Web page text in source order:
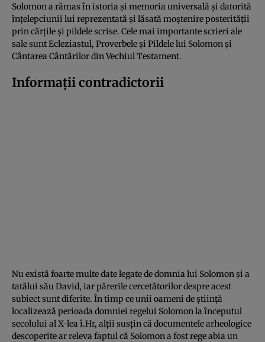
Solomon a rămas în istoria și memoria universală și datorită
înțelepciunii lui reprezentată și lăsată moștenire posterității
prin cărțile și pildele scrise. Cele mai importante scrieri ale
sale sunt Ecleziastul, Proverbele și Pildele lui Solomon și
Cântarea Cântărilor din Vechiul Testament.
Informații contradictorii
Nu există foarte multe date legate de domnia lui Solomon și a
tatălui său David, iar părerile cercetătorilor despre acest
subiect sunt diferite. În timp ce unii oameni de știință
localizează perioada domniei regelui Solomon la începutul
secolului al X-lea î.Hr, alții susțin că documentele arheologice
descoperite ar releva faptul că Solomon a fost rege abia un